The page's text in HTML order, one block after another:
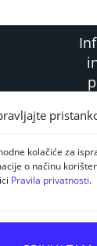
kolačiće za
o načinu
Pravila privatnosti.